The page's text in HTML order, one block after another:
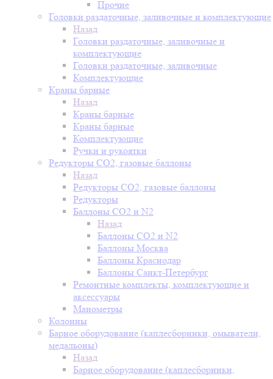
Прочие
Головки раздаточные, заливочные и комплектующие
Назад
Головки раздаточные, заливочные и
комплектующие
Головки раздаточные, заливочные
Комплектующие
Краны барные
Назад
Краны барные
Краны барные
Комплектующие
Ручки и рукоятки
Редукторы СО2, газовые баллоны
Назад
Редукторы СО2, газовые баллоны
Редукторы
Баллоны СО2 и N2
Назад
Баллоны СО2 и N2
Баллоны Москва
Баллоны Краснодар
Баллоны Санкт-Петербург
Ремонтные комплекты, комплектующие и
аксессуары
Манометры
Колонны
Барное оборудование (каплесборники, омыватели,
медальоны)
Назад
Барное оборудование (каплесборники,